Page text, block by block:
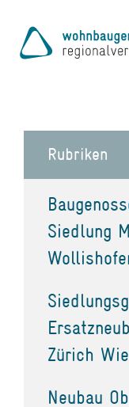
Rubriken
Siedlung
Zürich
Neubau